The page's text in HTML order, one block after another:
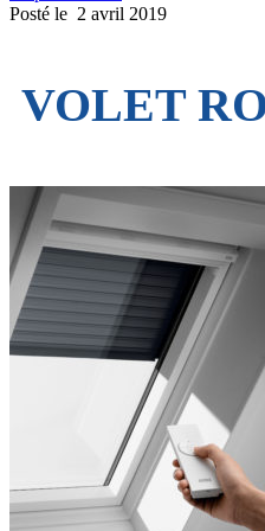
Posté le 2 avril 2019
VOLET